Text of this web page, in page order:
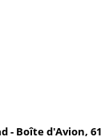
- Boîte d'Avion,